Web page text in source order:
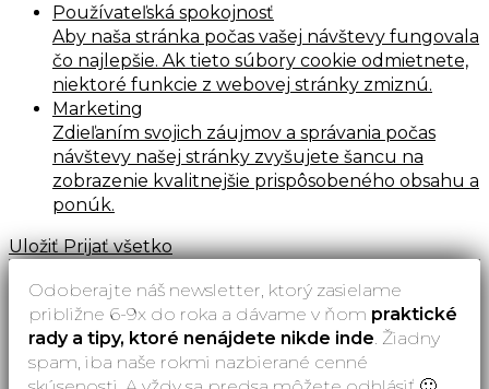
Používateľská spokojnosť
Aby naša stránka počas vašej návštevy fungovala
čo najlepšie. Ak tieto súbory cookie odmietnete,
niektoré funkcie z webovej stránky zmiznú.
Marketing
Zdieľaním svojich záujmov a správania počas
návštevy našej stránky zvyšujete šancu na
zobrazenie kvalitnejšie prispôsobeného obsahu a
ponúk.
UložiťPrijať všetko
Odoberajte náš newsletter, ktorý zasielame
približne 6-9x do roka a dávame v ňom praktické
rady a tipy, ktoré nenájdete nikde inde . Žiadny
spam, iba naše rokmi nazbierané cenné